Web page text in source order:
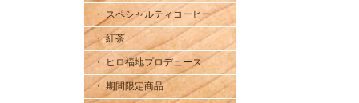
・ スペシャルティコーヒー
・ 紅茶
・ ヒロ福地プロデュース
・ 期間限定商品